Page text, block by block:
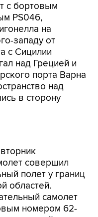
с бортовым
PS046,
на
западу от
с Сицилии
над Грецией и
порта Варна
над
в сторону
полет у границ
областей.
самолет
номером 62-
с